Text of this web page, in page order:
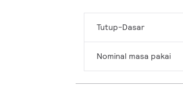
Tutup-Dasar
Nominal masa pakai